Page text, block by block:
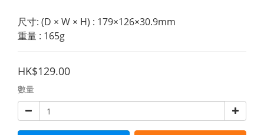
尺寸: (D × W × H) : 179×126×30.9mm
重量 : 165g
HK$129.00
數量